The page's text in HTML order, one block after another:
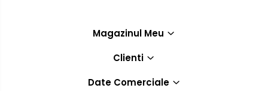
Magazinul Meu
Clienti
Date Comerciale